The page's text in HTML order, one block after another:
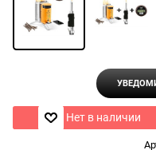
Нет в наличии